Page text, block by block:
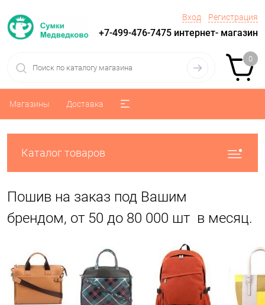
Вход Регистрация
+7-499-476-7475 интернет- магазин
0
Магазины Доставка
Каталог товаров
Пошив на заказ под Вашим
брендом, от 50 до 80 000 шт в месяц.